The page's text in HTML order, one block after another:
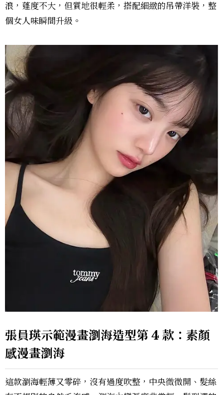
浪，蓬度不大，但質地很輕柔，搭配細緻的吊帶洋裝，整
個女人味瞬間升級。
張員瑛示範漫畫瀏海造型第 4 款：素顏
感漫畫瀏海
這款瀏海輕薄又零碎，沒有過度吹整，中央微微開、髮絲